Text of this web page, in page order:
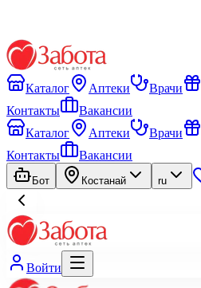
Каталог Аптеки Врачи
Контакты
Вакансии
Каталог
Аптеки Врачи
Контакты
Вакансии
Бот Костанай ru
Войти